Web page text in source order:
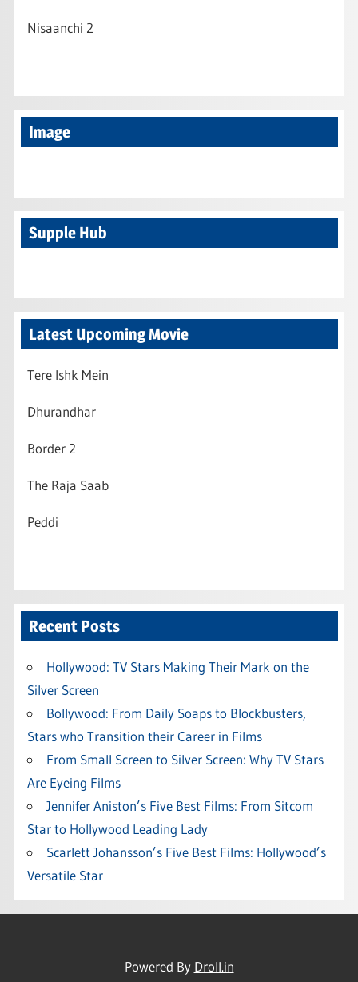
Nisaanchi 2
Image
Supple Hub
Latest Upcoming Movie
Tere Ishk Mein
Dhurandhar
Border 2
The Raja Saab
Peddi
Recent Posts
Hollywood: TV Stars Making Their Mark on the
Silver Screen
Bollywood: From Daily Soaps to Blockbusters,
Stars who Transition their Career in Films
From Small Screen to Silver Screen: Why TV Stars
Are Eyeing Films
Jennifer Aniston’s Five Best Films: From Sitcom
Star to Hollywood Leading Lady
Scarlett Johansson’s Five Best Films: Hollywood’s
Versatile Star
Powered By Droll.in